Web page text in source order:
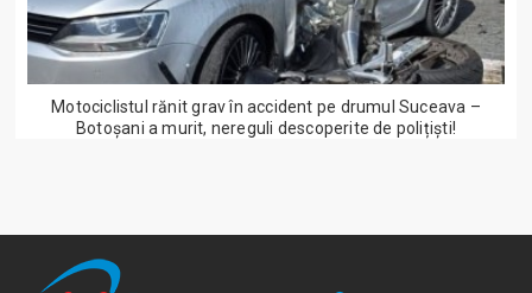
Motociclistul rănit grav în accident pe drumul Suceava –
Botoșani a murit, nereguli descoperite de polițiști!